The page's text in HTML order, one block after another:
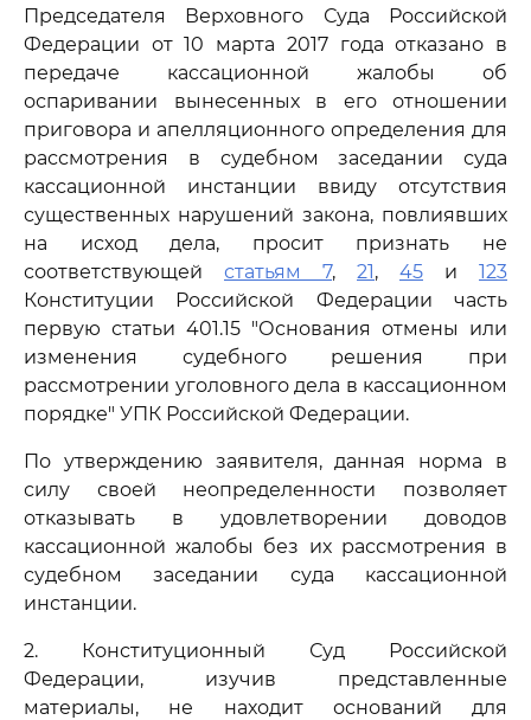
Председателя Верховного Суда Российской
Федерации от 10 марта 2017 года отказано в
передаче кассационной жалобы об
оспаривании вынесенных в его отношении
приговора и апелляционного определения для
рассмотрения в судебном заседании суда
кассационной инстанции ввиду отсутствия
существенных нарушений закона, повлиявших
на исход дела, просит признать не
соответствующей статьям 7, 21, 45 и 123
Конституции Российской Федерации часть
первую статьи 401.15 "Основания отмены или
изменения судебного решения при
рассмотрении уголовного дела в кассационном
порядке" УПК Российской Федерации.
По утверждению заявителя, данная норма в
силу своей неопределенности позволяет
отказывать в удовлетворении доводов
кассационной жалобы без их рассмотрения в
судебном заседании суда кассационной
инстанции.
2. Конституционный Суд Российской
Федерации, изучив представленные
материалы, не находит оснований для